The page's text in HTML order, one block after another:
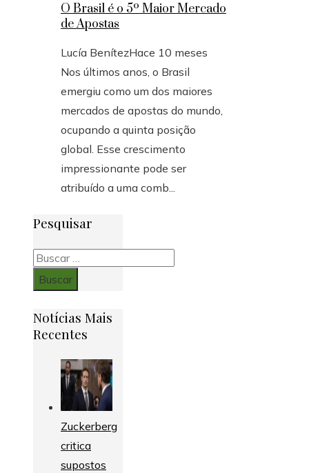
O Brasil é o 5º Maior Mercado
de Apostas
Lucía BenítezHace 10 meses
Nos últimos anos, o Brasil
emergiu como um dos maiores
mercados de apostas do mundo,
ocupando a quinta posição
global. Esse crescimento
impressionante pode ser
atribuído a uma comb...
Pesquisar
Buscar:
Notícias Mais
Recentes
Zuckerberg
critica
supostos